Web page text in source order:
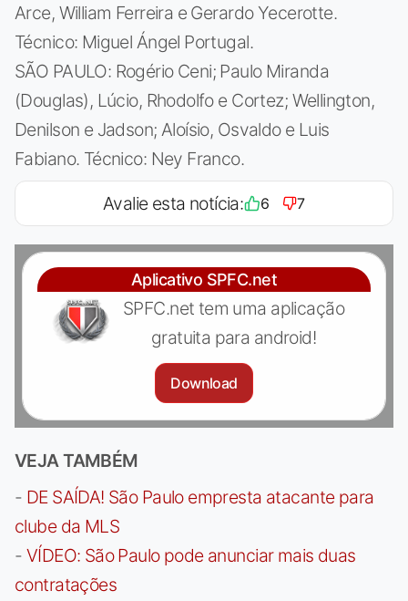
Arce, William Ferreira e Gerardo Yecerotte.
Técnico: Miguel Ángel Portugal.
SÃO PAULO: Rogério Ceni; Paulo Miranda
(Douglas), Lúcio, Rhodolfo e Cortez; Wellington,
Denilson e Jadson; Aloísio, Osvaldo e Luis
Fabiano. Técnico: Ney Franco.
Avalie esta notícia: 6 7
Aplicativo SPFC.net
SPFC.net tem uma aplicação
gratuita para android!
Download
VEJA TAMBÉM
- DE SAÍDA! São Paulo empresta atacante para
clube da MLS
- VÍDEO: São Paulo pode anunciar mais duas
contratações